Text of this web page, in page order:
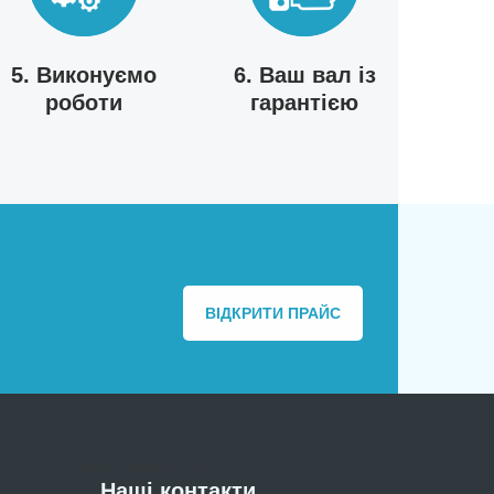
5. Виконуємо
роботи
6. Ваш вал із
гарантією
ВІДКРИТИ ПРАЙС